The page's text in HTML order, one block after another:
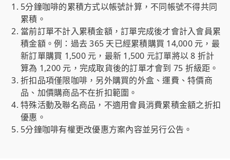
5分鐘咖啡的累積方式以帳號計算，不同帳號不得共同
累積。
當前訂單不計入累積金額，訂單完成後才會計入會員累
積金額。例：過去 365 天已經累積購買 14,000 元，最
新訂單購買 1,500 元，最新 1,500 元訂單將以 8 折計
算為 1,200 元，完成取貨後的訂單才會到 75 折級距。
折扣品項僅限咖啡，另外購買的外盒、運費、特價商
品、加價購商品不在折扣範圍。
特殊活動及聯名商品，不適用會員消費累積金額之折扣
優惠。
5分鐘咖啡有權更改優惠方案內容並另行公告。